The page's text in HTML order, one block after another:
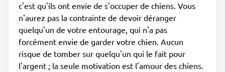
c'est qu'ils ont envie de s'occuper de chiens. Vous
n'aurez pas la contrainte de devoir déranger
quelqu'un de votre entourage, qui n'a pas
forcément envie de garder votre chien. Aucun
risque de tomber sur quelqu'un qui le fait pour
l'argent ; la seule motivation est l'amour des chiens.